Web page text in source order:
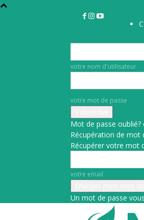
votre nom d'utilisateur
votre mot de passe
Mot de passe oublié?
Récupération de mot
Récupérer votre mot
votre email
Un mot de passe